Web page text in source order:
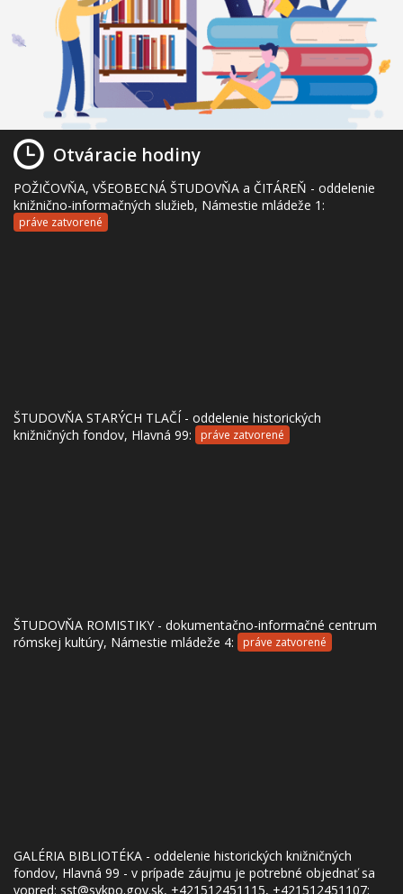
Otváracie hodiny
POŽIČOVŇA, VŠEOBECNÁ ŠTUDOVŇA a ČITÁREŇ - oddelenie
knižnično-informačných služieb, Námestie mládeže 1:
práve zatvorené
ŠTUDOVŇA STARÝCH TLAČÍ - oddelenie historických
knižničných fondov, Hlavná 99:
práve zatvorené
ŠTUDOVŇA ROMISTIKY - dokumentačno-informačné centrum
rómskej kultúry, Námestie mládeže 4:
práve zatvorené
GALÉRIA BIBLIOTÉKA - oddelenie historických knižničných
fondov, Hlavná 99 - v prípade záujmu je potrebné objednať sa
vopred: sst@svkpo.gov.sk, +421512451115, +421512451107: